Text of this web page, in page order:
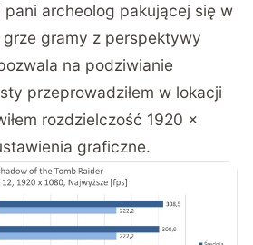
archeolog pakującej się w
gramy z perspektywy
na podziwianie
przeprowadziłem w lokacji
rozdzielczość 1920 x
graficzne.